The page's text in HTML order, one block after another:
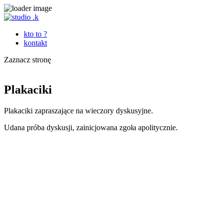
kto to ?
kontakt
Zaznacz stronę
Plakaciki
Plakaciki zapraszające na wieczory dyskusyjne.
Udana próba dyskusji, zainicjowana zgoła apolitycznie.